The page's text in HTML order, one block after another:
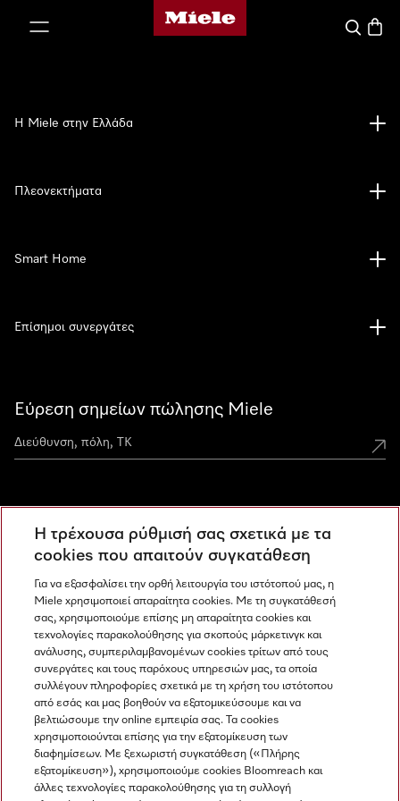
Αρχική σελίδα της Miele
Εύρεση σημείων πώλησης Miele
Ανακαλύψτε τα Miele Experience Center
Newsletter
Η Miele στην Ελλάδα
Πλεονεκτήματα
Smart Home
Επίσημοι συνεργάτες
Miele στο Instagram
Miele στο Facebook
Miele στο Youtube
Η τρέχουσα ρύθμισή σας σχετικά με τα
cookies που απαιτούν συγκατάθεση
Για να εξασφαλίσει την ορθή λειτουργία του ιστότοπού μας, η
Miele χρησιμοποιεί απαραίτητα cookies. Με τη συγκατάθεσή
σας, χρησιμοποιούμε επίσης μη απαραίτητα cookies και
τεχνολογίες παρακολούθησης για σκοπούς μάρκετινγκ και
ανάλυσης, συμπεριλαμβανομένων cookies τρίτων από τους
συνεργάτες και τους παρόχους υπηρεσιών μας, τα οποία
συλλέγουν πληροφορίες σχετικά με τη χρήση του ιστότοπου
από εσάς και μας βοηθούν να εξατομικεύσουμε και να
βελτιώσουμε την online εμπειρία σας. Τα cookies
χρησιμοποιούνται επίσης για την εξατομίκευση των
διαφημίσεων. Με ξεχωριστή συγκατάθεση («Πλήρης
εξατομίκευση»), χρησιμοποιούμε cookies Bloomreach και
άλλες τεχνολογίες παρακολούθησης για τη συλλογή